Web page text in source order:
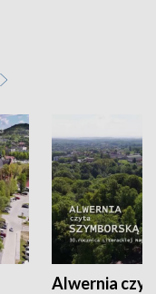
Alwernia